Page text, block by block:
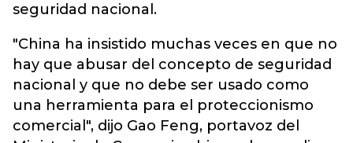
seguridad nacional.
"China ha insistido muchas veces en que no
hay que abusar del concepto de seguridad
nacional y que no debe ser usado como
una herramienta para el proteccionismo
comercial", dijo Gao Feng, portavoz del